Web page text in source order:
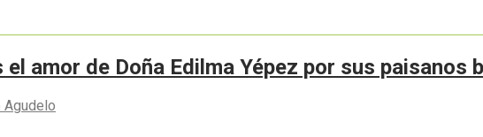
amor de Doña Edilma Yépez por sus paisanos